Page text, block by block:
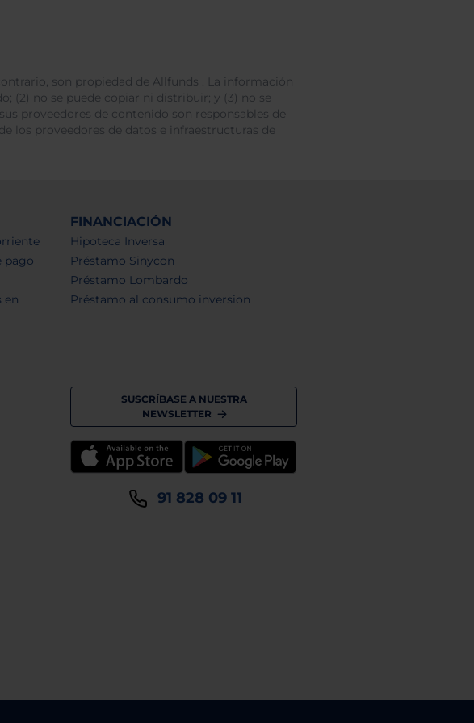
son propiedad de Allfunds . La información
(2) no se puede copiar ni distribuir; y (3) no se
proveedores de contenido son responsables de
los proveedores de datos e infraestructuras de
pago
en
FINANCIACIÓN
Hipoteca Inversa
Préstamo Sinycon
Préstamo Lombardo
Préstamo al consumo inversion
SUSCRÍBASE A NUESTRA
NEWSLETTER
91 828 09 11